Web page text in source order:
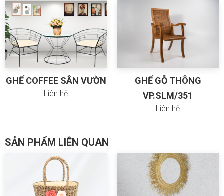
GHẾ COFFEE SÂN VƯỜN
Liên hệ
GHẾ GỖ THÔNG
VP.SLM/351
Liên hệ
SẢN PHẨM LIÊN QUAN